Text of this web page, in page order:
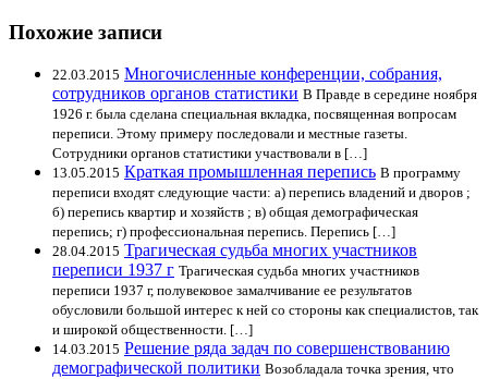
Похожие записи
22.03.2015 Многочисленные конференции, собрания,
сотрудников органов статистики В Правде в середине ноября
1926 г. была сделана специальная вкладка, посвященная вопросам
переписи. Этому примеру последовали и местные газеты.
Сотрудники органов статистики участвовали в […]
13.05.2015 Краткая промышленная перепись В программу
переписи входят следующие части: а) перепись владений и дворов ;
б) перепись квартир и хозяйств ; в) общая демографическая
перепись; г) профессиональная перепись. Перепись […]
28.04.2015 Трагическая судьба многих участников
переписи 1937 г Трагическая судьба многих участников
переписи 1937 г, полувековое замалчивание ее результатов
обусловили большой интерес к ней со стороны как специалистов, так
и широкой общественности. […]
14.03.2015 Решение ряда задач по совершенствованию
демографической политики Возобладала точка зрения, что